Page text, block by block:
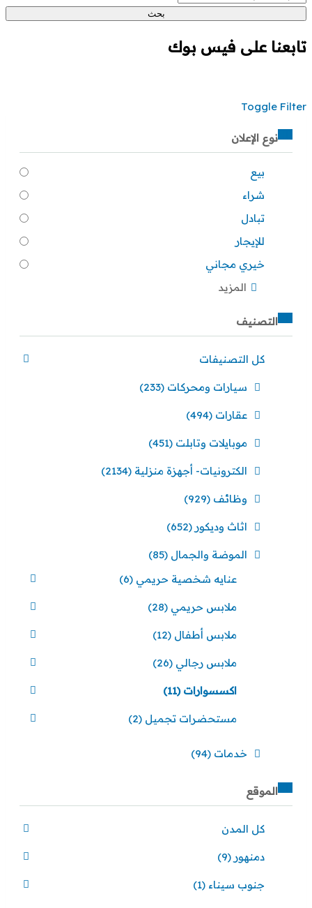
بحث
تابعنا على فيس بوك
Toggle Filter
نوع الإعلان
بيع
شراء
تبادل
للإيجار
خيري مجاني
المزيد
التصنيف
كل التصنيفات
سيارات ومحركات (233)
عقارات (494)
موبايلات وتابلت (451)
الكترونيات- أجهزة منزلية (2134)
وظائف (929)
اثاث وديكور (652)
الموضة والجمال (85)
عنايه شخصية حريمي (6)
ملابس حريمي (28)
ملابس أطفال (12)
ملابس رجالي (26)
اكسسوارات(11)
مستحضرات تجميل (2)
خدمات (94)
الموقع
كل المدن
دمنهور (9)
جنوب سيناء (1)